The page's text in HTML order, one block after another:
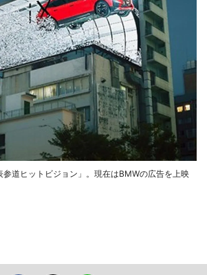
道ヒットビジョン」。現在はBMWの広告を上映